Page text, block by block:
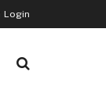
Login